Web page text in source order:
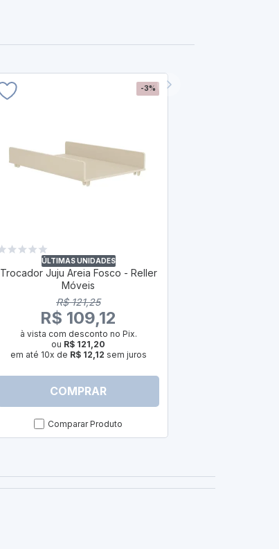
-3%
ÚLTIMAS UNIDADES
Trocador Juju Areia Fosco - Reller
Móveis
R$ 121,25
R$ 109,12
à vista com desconto no Pix.
ou R$ 121,20
em até 10x de R$ 12,12 sem juros
COMPRAR
Comparar Produto